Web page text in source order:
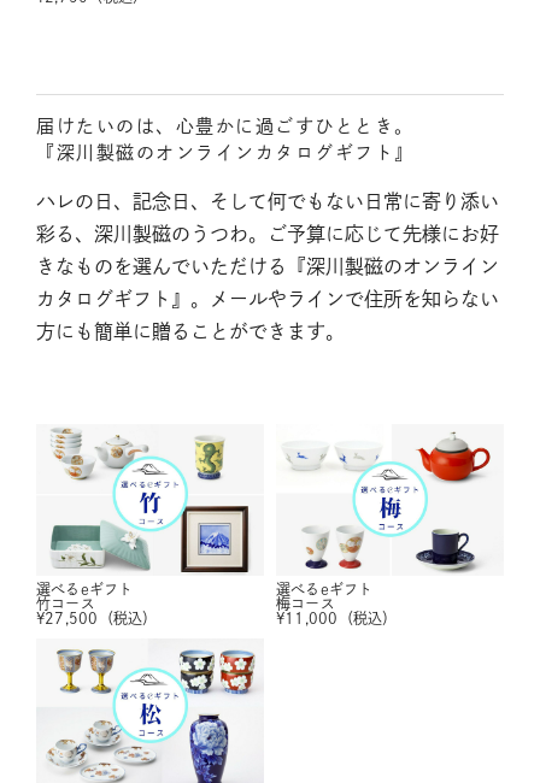
届けたいのは、心豊かに過ごすひととき。
『深川製磁のオンラインカタログギフト』
ハレの日、記念日、そして何でもない日常に寄り添い
彩る、深川製磁のうつわ。ご予算に応じて先様にお好
きなものを選んでいただける『深川製磁のオンライン
カタログギフト』。メールやラインで住所を知らない
方にも簡単に贈ることができます。
選べるeギフト
竹コース
¥27,500 （税込）
選べるeギフト
梅コース
¥11,000 （税込）